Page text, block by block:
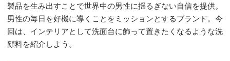
製品を生み出すことで世界中の男性に揺るぎない自信を提供。
男性の毎日を好機に導くことをミッションとするブランド。今
回は、インテリアとして洗面台に飾って置きたくなるような洗
顔料を紹介しよう。